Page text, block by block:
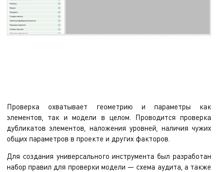
Проверка охватывает геометрию и параметры как
элементов, так и модели в целом. Проводится проверка
дубликатов элементов, наложения уровней, наличия чужих
общих параметров в проекте и других факторов.
Для создания универсального инструмента был разработан
набор правил для проверки модели — схема аудита, а также